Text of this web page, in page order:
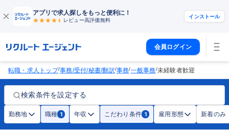
アプリで求人探しをもっと便利に！
レビュー高評価無料
インストール
会員ログイン
転職・求人トップ/事務/受付/秘書/翻訳/事務/一般事務/未経験者歓迎
検索条件を設定する
勤務地 職種 1 年収 こだわり条件 1 雇用形態 新着のみ